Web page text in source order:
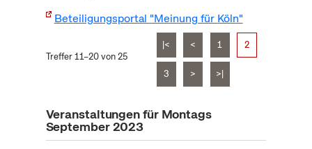
Beteiligungsportal "Meinung für Köln"
Treffer 11–20 von 25
|< < 1 2
3 > >|
Veranstaltungen für Montags
September 2023